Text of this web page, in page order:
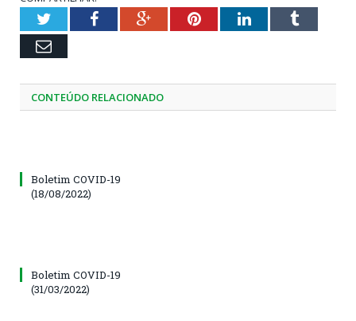
TwitterFacebookGoogle+PinterestLinkedInTumblr
Email
CONTEÚDO RELACIONADO
Boletim COVID-19
(18/08/2022)
Boletim COVID-19
(31/03/2022)